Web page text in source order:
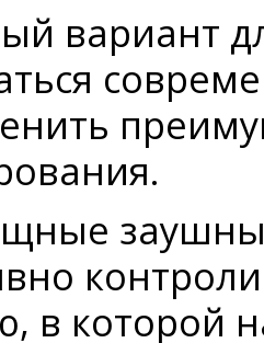
вариант
в которой